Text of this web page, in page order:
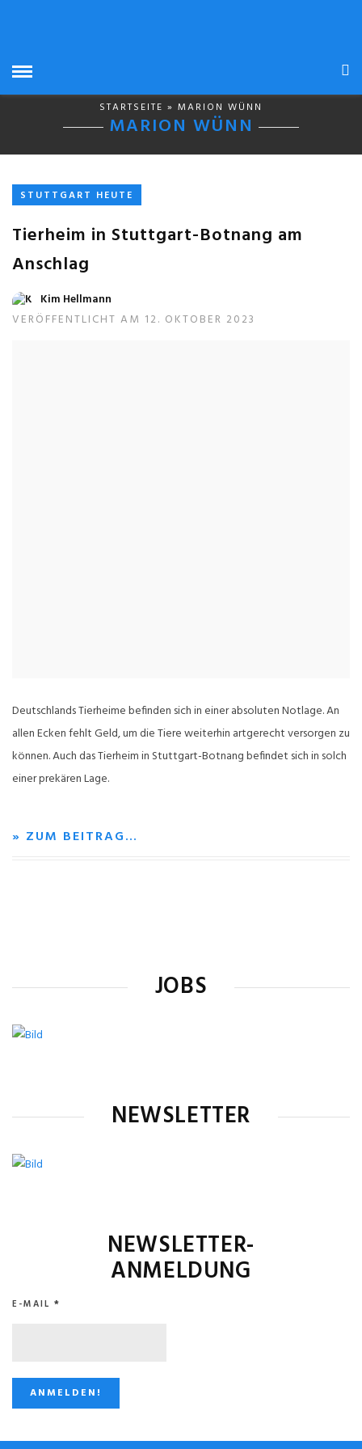
STARTSEITE » MARION WÜNN
MARION WÜNN
STUTTGART HEUTE
Tierheim in Stuttgart-Botnang am
Anschlag
Kim Hellmann
VERÖFFENTLICHT AM 12. OKTOBER 2023
Deutschlands Tierheime befinden sich in einer absoluten Notlage. An
allen Ecken fehlt Geld, um die Tiere weiterhin artgerecht versorgen zu
können. Auch das Tierheim in Stuttgart-Botnang befindet sich in solch
einer prekären Lage.
» ZUM BEITRAG…
JOBS
NEWSLETTER
NEWSLETTER-
ANMELDUNG
E-MAIL *